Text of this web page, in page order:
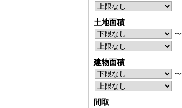
土地面積
〜
建物面積
〜
間取